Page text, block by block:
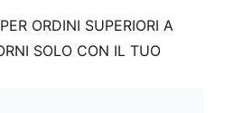
PER ORDINI SUPERIORI A
SOLO CON IL TUO